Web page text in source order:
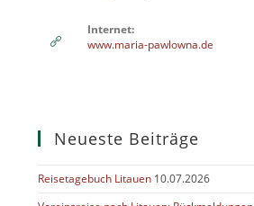
Internet:
www.maria-pawlowna.de
Neueste Beiträge
Reisetagebuch Litauen 10.07.2026